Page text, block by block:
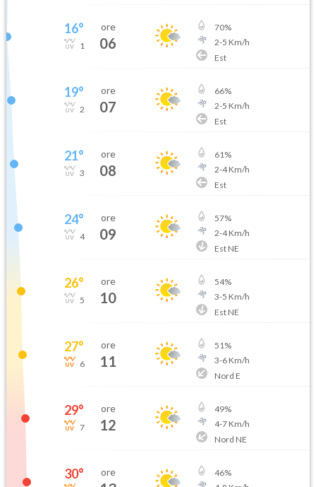
16°
1
ore
06
70%
2-5 Km/h
Est
19°
2
ore
07
66%
2-5 Km/h
Est
21°
3
ore
08
61%
2-4Km/h
Est
24°
4
ore
09
57%
2-4Km/h
Est NE
26°
5
ore
10
54%
3-5 Km/h
Est NE
27°
6
ore
11
51%
3-6Km/h
Nord E
29°
7
ore
12
49%
4-7Km/h
Nord NE
30° ore 46%